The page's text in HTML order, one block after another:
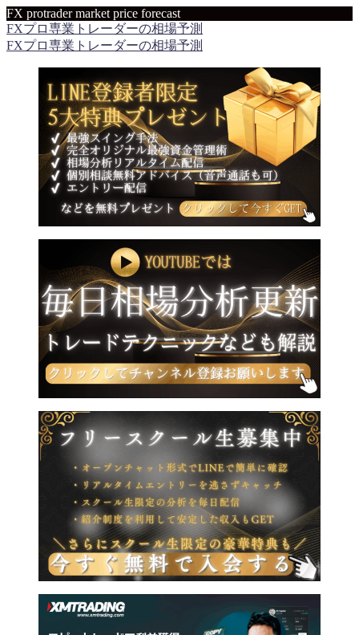
FX protrader market price forecast
FXプロ専業トレーダーの相場予測
FXプロ専業トレーダーの相場予測